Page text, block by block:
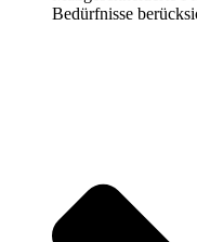
Bedürfnisse